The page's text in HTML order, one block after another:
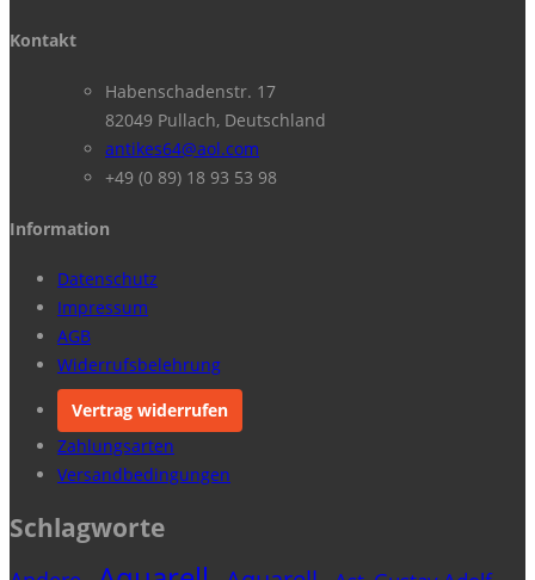
Kontakt
Habenschadenstr. 17
82049 Pullach, Deutschland
antikes64@aol.com
+49 (0 89) 18 93 53 98
Information
Datenschutz
Impressum
AGB
Widerrufsbelehrung
Vertrag widerrufen
Zahlungsarten
Versandbedingungen
Schlagworte